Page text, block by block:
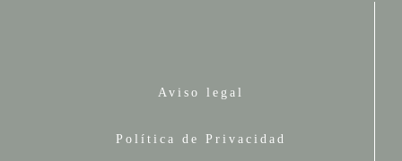
Aviso legal
Política de Privacidad